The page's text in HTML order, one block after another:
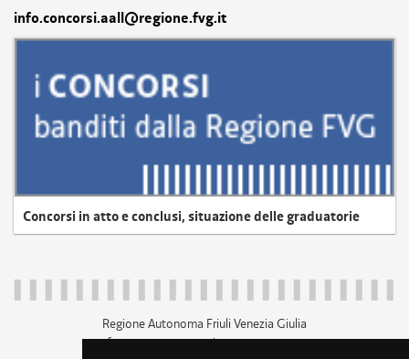
info.concorsi.aall@regione.fvg.it
Concorsi in atto e conclusi, situazione delle graduatorie
Regione Autonoma Friuli Venezia Giulia
c.f. 80014930327; p.iva 00526040324